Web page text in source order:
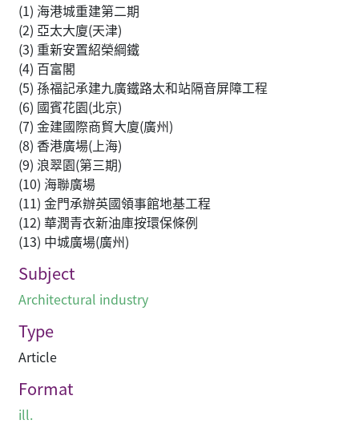
(1) 海港城重建第二期
(2) 亞太大廈(天津)
(3) 重新安置紹榮綱鐵
(4) 百富閣
(5) 孫福記承建九廣鐵路太和站隔音屏障工程
(6) 國賓花園(北京)
(7) 金建國際商貿大廈(廣州)
(8) 香港廣場(上海)
(9) 浪翠園(第三期)
(10) 海聯廣場
(11) 金門承辦英國領事館地基工程
(12) 華潤青衣新油庫按環保條例
(13) 中城廣場(廣州)
Subject
Architectural industry
Type
Article
Format
ill.